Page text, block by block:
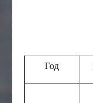
Год